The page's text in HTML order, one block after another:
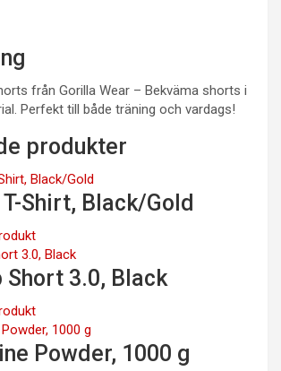
från Gorilla Wear – Bekväma shorts i
Perfekt till både träning och vardags!
produkter
Shirt, Black/Gold
Short 3.0, Black
Powder, 1000 g